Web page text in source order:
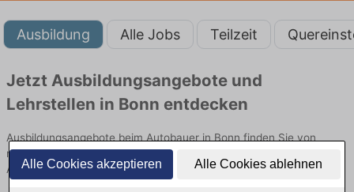
Alle Cookies akzeptieren Alle Cookies ablehnen
Ausbildung Alle Jobs Teilzeit
Jetzt Ausbildungsangebote und
Lehrstellen in Bonn entdecken
Ausbildungsangebote beim Autobauer in Bonn finden Sie von
namhaften Firmen. Entdecken Sie freie Optionen von Top-
Arbeitgebern und bewerben Sie sich noch heute.